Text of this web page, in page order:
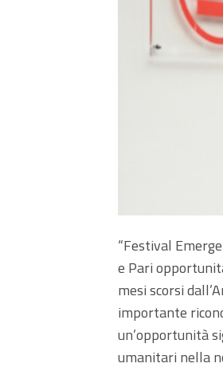
“Festival
e Pari
mesi scorsi
importante
un’opportunità
umanitari nella